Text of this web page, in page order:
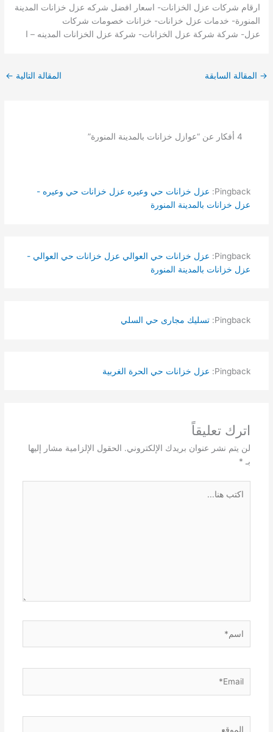
ارقام شركات عزل الخزانات- اسعار افضل شركه عزل خزانات المدينة
المنورة- خدمات عزل خزانات- خزانات خصومات شركات
عزل- شركة شركة عزل الخزانات- شركة عزل الخزانات المدينه – ا
→ المقالة السابقة المقالة التالية ←
4 أفكار عن “عوازل خزانات بالمدينة المنورة”
Pingback:
عزل خزانات حي وعيره عزل خزانات حي وعيره -
عزل خزانات بالمدينة المنورة
Pingback:
عزل خزانات حي العوالي عزل خزانات حي العوالي -
عزل خزانات بالمدينة المنورة
Pingback: تسليك مجارى حي السلي
Pingback: عزل خزانات حي الحرة الغربية
اترك تعليقاً
لن يتم نشر عنوان بريدك الإلكتروني. الحقول الإلزامية مشار إليها
بـ *
هنا...